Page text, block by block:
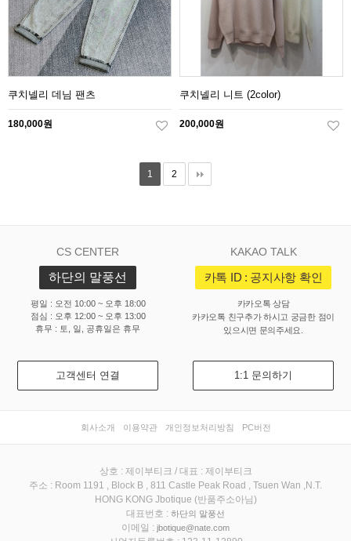
쿠치넬리 데님 팬츠
180,000원
쿠치넬리 니트 (2color)
200,000원
1 2
CS CENTER
하단의 말풍선
평일 : 오전 10:00 ~ 오후 18:00
점심 : 오후 12:00 ~ 오후 13:00
휴무 : 토, 일, 공휴일은 휴무
KAKAO TALK
카톡 ID : 공지사항 확인
카카오톡 상담
카카오톡 친구추가 하시고 궁금한 점이
있으시면 문의주세요.
고객센터 연결 1:1 문의하기
회사소개 이용약관 개인정보처리방침 PC버전
상호 : 제이부티크 / 대표 : 제이부티크
주소 : Room 1191 , Block B , 811 Castle Peak Road , Tsuen Wan ,N.T.
HONG KONG Jbotique (반품주소아님)
대표번호 : 하단의 말풍선
이메일 : jbotique@nate.com